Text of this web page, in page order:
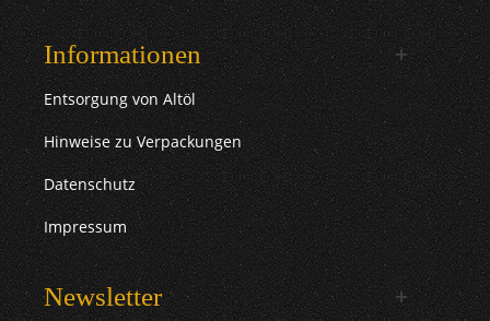
Informationen
Entsorgung von Altöl
Hinweise zu Verpackungen
Datenschutz
Impressum
Newsletter